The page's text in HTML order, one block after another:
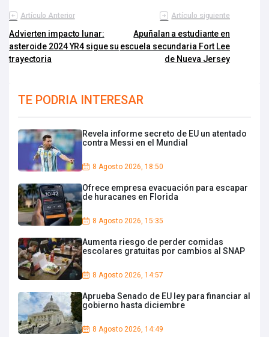
Artículo Anterior
Advierten impacto lunar:
asteroide 2024 YR4 sigue su
trayectoria
Artículo siguiente
Apuñalan a estudiante en
escuela secundaria Fort Lee
de Nueva Jersey
TE PODRIA INTERESAR
Revela informe secreto de EU un atentado
contra Messi en el Mundial
8 Agosto 2026, 18:50
Ofrece empresa evacuación para escapar
de huracanes en Florida
8 Agosto 2026, 15:35
Aumenta riesgo de perder comidas
escolares gratuitas por cambios al SNAP
8 Agosto 2026, 14:57
Aprueba Senado de EU ley para financiar al
gobierno hasta diciembre
8 Agosto 2026, 14:49